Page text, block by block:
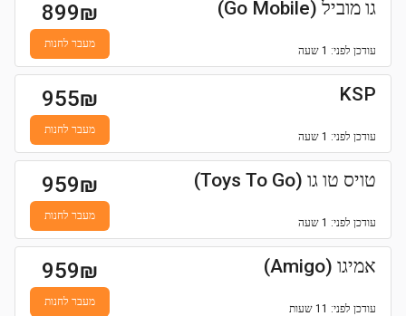
גו מוביל (Go Mobile)
עודכן לפני: 1 שעה
899₪
מעבר לחנות
KSP
עודכן לפני: 1 שעה
955₪
מעבר לחנות
טויס טו גו (Toys To Go)
עודכן לפני: 1 שעה
959₪
מעבר לחנות
אמיגו (Amigo)
עודכן לפני: 11 שעות
959₪
מעבר לחנות